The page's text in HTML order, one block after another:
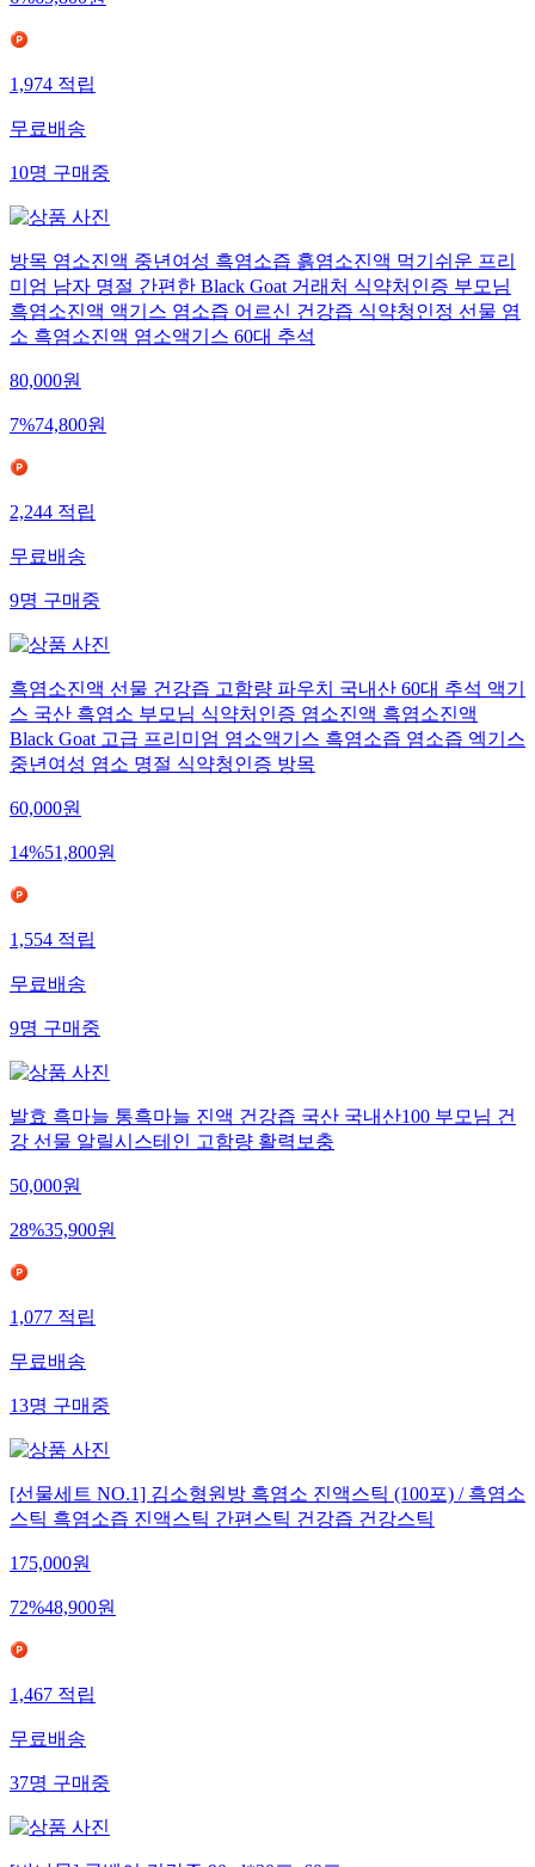
6%65,800원
1,974적립
무료배송
10명구매중
방목 염소진액 중년여성 흑염소즙 흙염소진액 먹기쉬운 프리
미엄 남자 명절 간편한 Black Goat 거래처 식약처인증 부모님
흑염소진액 액기스 염소즙 어르신 건강즙 식약청인정 선물 염
소 흑염소진액 염소액기스 60대 추석
80,000원
7%74,800원
2,244적립
무료배송
9명구매중
흑염소진액 선물 건강즙 고함량 파우치 국내산 60대 추석 액기
스 국산 흑염소 부모님 식약처인증 염소진액 흑염소진액
Black Goat 고급 프리미엄 염소액기스 흑염소즙 염소즙 엑기스
중년여성 염소 명절 식약청인증 방목
60,000원
14%51,800원
1,554적립
무료배송
9명구매중
발효 흑마늘 통흑마늘 진액 건강즙 국산 국내산100 부모님 건
강 선물 알릴시스테인 고함량 활력보충
50,000원
28%35,900원
1,077적립
무료배송
13명구매중
[선물세트 NO.1] 김소형원방 흑염소 진액스틱 (100포) / 흑염소
스틱 흑염소즙 진액스틱 간편스틱 건강즙 건강스틱
175,000원
72%48,900원
1,467적립
무료배송
37명구매중